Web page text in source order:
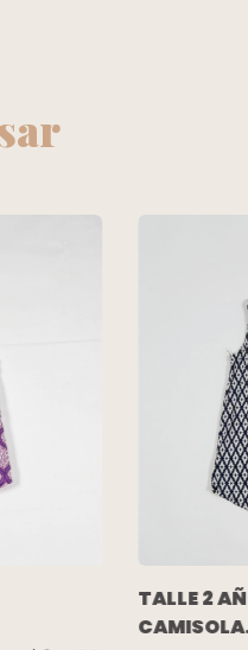
TALLE 2
CAMISOLA